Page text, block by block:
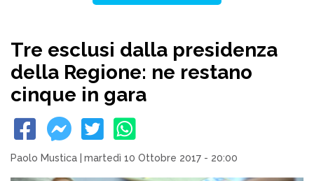
Tre esclusi dalla presidenza
della Regione: ne restano
cinque in gara
Paolo Mustica martedì 10 Ottobre 2017 - 20:00